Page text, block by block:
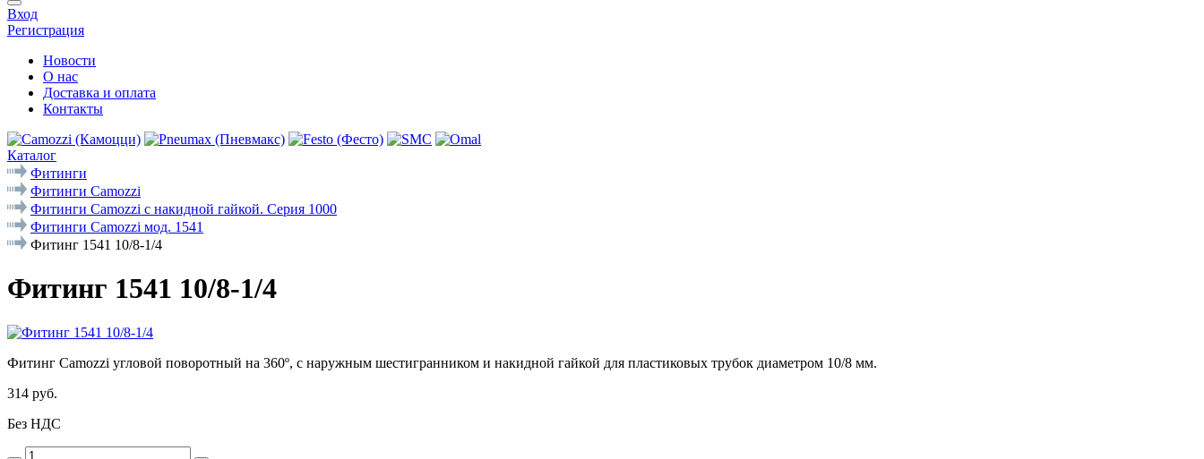
Вход
Регистрация
Новости
О нас
Доставка и оплата
Контакты
Каталог
Фитинги
Фитинги Camozzi
Фитинги Camozzi с накидной гайкой. Серия 1000
Фитинги Camozzi мод. 1541
Фитинг 1541 10/8-1/4
Фитинг 1541 10/8-1/4
Фитинг Camozzi угловой поворотный на 360º, с наружным шестигранником и накидной гайкой для пластиковых трубок диаметром 10/8 мм.
314 руб.
Без НДС